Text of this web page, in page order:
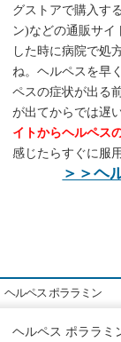
グストアで購入す
ン)などの通販サ
した時に病院で処
ね。ヘルペスを早
ペスの症状が出る
が出てからでは遅
イトからヘルペス
感じたらすぐに服
＞＞ヘ
ヘルペス ポララミン
ヘルペス ポララミ